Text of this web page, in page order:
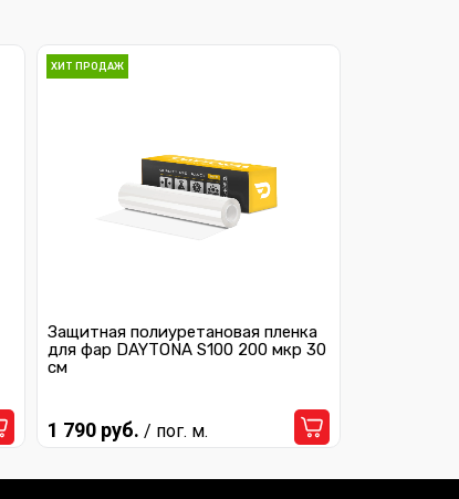
ХИТ ПРОДАЖ
Защитная полиуретановая пленка
для фар DAYTONA S100 200 мкр 30
см
1 790 руб. / пог. м.